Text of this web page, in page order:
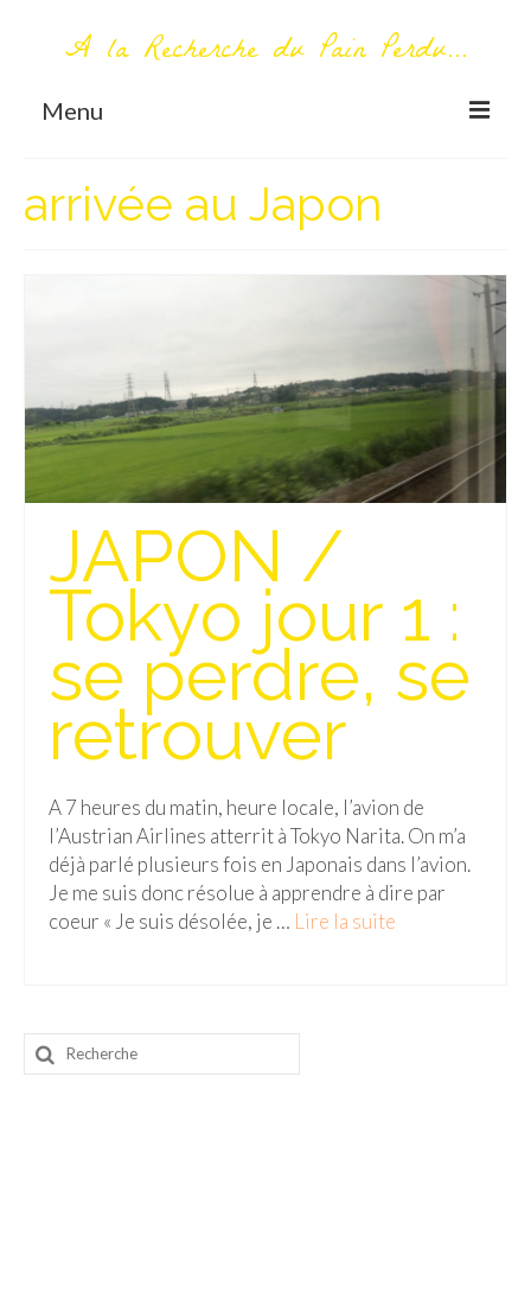
A la Recherche du Pain Perdu...
Menu
Première visite – A propos
AFRIQUE
La Réunion
AMERIQUE DU SUD
Isla del Sol
Lac Titicaca
Salar d’Uyuni
Sucre
Chili
Paraguay
Pérou
Lac Titicaca
Chine
arrivée au Japon
JAPON /
Tokyo jour 1 :
se perdre, se
retrouver
A 7 heures du matin, heure locale, l’avion de
l’Austrian Airlines atterrit à Tokyo Narita. On m’a
déjà parlé plusieurs fois en Japonais dans l’avion.
Je me suis donc résolue à apprendre à dire par
coeur « Je suis désolée, je … Lire la suite­­
Rechercher
: